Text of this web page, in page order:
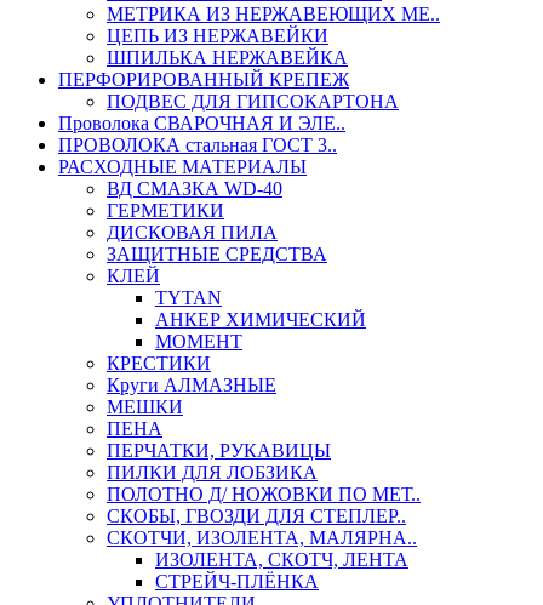
МЕТРИКА ИЗ НЕРЖАВЕЮЩИХ МЕ..
ЦЕПЬ ИЗ НЕРЖАВЕЙКИ
ШПИЛЬКА НЕРЖАВЕЙКА
ПЕРФОРИРОВАННЫЙ КРЕПЕЖ
ПОДВЕС ДЛЯ ГИПСОКАРТОНА
Проволока СВАРОЧНАЯ И ЭЛЕ..
ПРОВОЛОКА стальная ГОСТ 3..
РАСХОДНЫЕ МАТЕРИАЛЫ
ВД СМАЗКА WD-40
ГЕРМЕТИКИ
ДИСКОВАЯ ПИЛА
ЗАЩИТНЫЕ СРЕДСТВА
КЛЕЙ
TYTAN
АНКЕР ХИМИЧЕСКИЙ
МОМЕНТ
КРЕСТИКИ
Круги АЛМАЗНЫЕ
МЕШКИ
ПЕНА
ПЕРЧАТКИ, РУКАВИЦЫ
ПИЛКИ ДЛЯ ЛОБЗИКА
ПОЛОТНО Д/ НОЖОВКИ ПО МЕТ..
СКОБЫ, ГВОЗДИ ДЛЯ СТЕПЛЕР..
СКОТЧИ, ИЗОЛЕНТА, МАЛЯРНА..
ИЗОЛЕНТА, СКОТЧ, ЛЕНТА
СТРЕЙЧ-ПЛЁНКА